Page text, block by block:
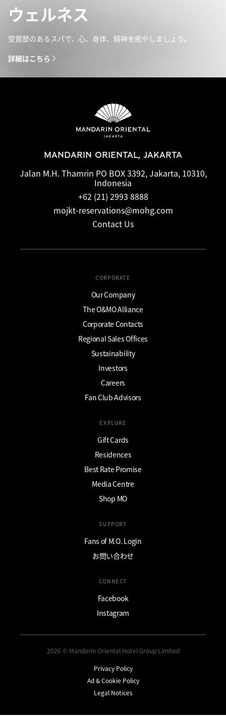
ウェルネス
受賞歴のあるスパで、心、身体、精神を癒やしましょう。
詳細はこちら
MANDARIN ORIENTAL, JAKARTA
Jalan M.H. Thamrin PO BOX 3392, Jakarta, 10310,
Indonesia
+62 (21) 2993 8888
mojkt-reservations@mohg.com
Contact Us
CORPORATE
Our Company
The O&MO Alliance
Corporate Contacts
Regional Sales Offices
Sustainability
Investors
Careers
Fan Club Advisors
EXPLORE
Gift Cards
Residences
Best Rate Promise
Media Centre
Shop MO
SUPPORT
Fans of M.O. Login
お問い合わせ
CONNECT
Facebook
Instagram
2026 © Mandarin Oriental Hotel Group Limited
Privacy Policy
Ad & Cookie Policy
Legal Notices